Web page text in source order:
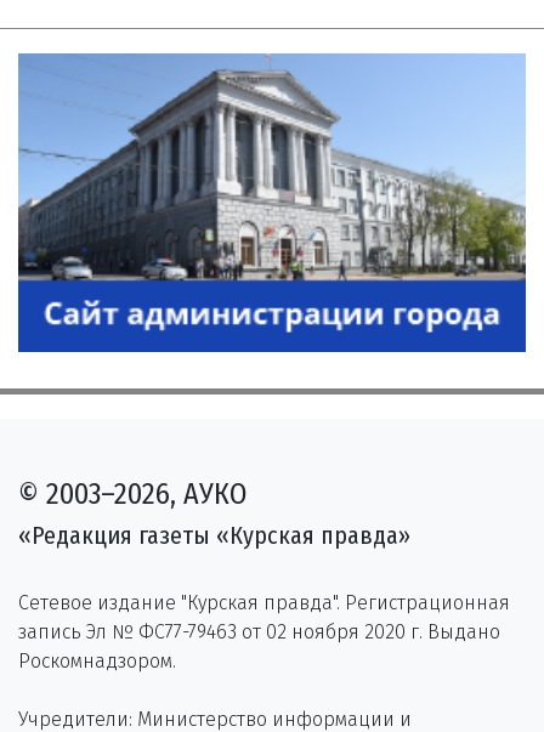
© 2003–2026, АУКО
«Редакция газеты «Курская правда»
Сетевое издание "Курская правда". Регистрационная
запись Эл № ФС77-79463 от 02 ноября 2020 г. Выдано
Роскомнадзором.
Учредители: Министерство информации и